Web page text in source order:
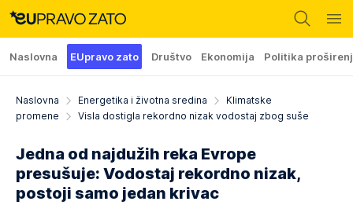
Naslovna EUpravo zato Društvo Ekonomija Politika
Naslovna Energetika i životna sredina
Klimatske
promene
Visla dostigla rekordno nizak vodostaj zbog suše
Jedna od najdužih reka Evrope
presušuje: Vodostaj rekordno nizak,
postoji samo jedan krivac